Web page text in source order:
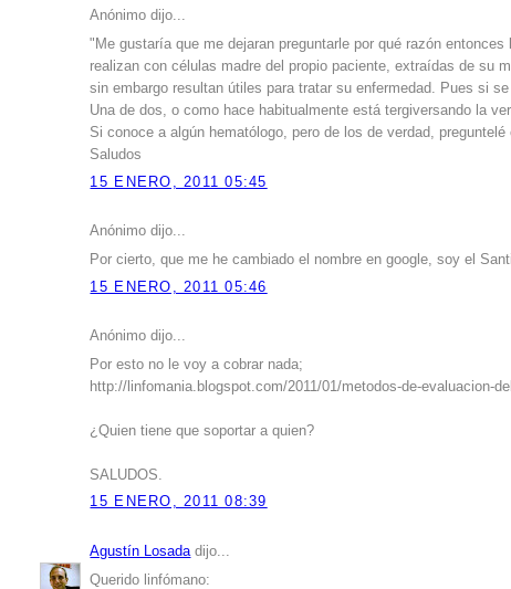
Anónimo dijo...
"Me gustaría que me dejaran preguntarle por qué razón
realizan con células madre del propio paciente, extraídas de su
sin embargo resultan útiles para tratar su enfermedad. Pues si
Una de dos, o como hace habitualmente está tergiversando la
Si conoce a algún hematólogo, pero de los de verdad,
Saludos
15 ENERO, 2011 05:45
Anónimo dijo...
Por cierto, que me he cambiado el nombre en google, soy el
15 ENERO, 2011 05:46
Anónimo dijo...
Por esto no le voy a cobrar nada;
http://linfomania.blogspot.com/2011/01/metodos-de-evaluacion-
¿Quien tiene que soportar a quien?
SALUDOS.
15 ENERO, 2011 08:39
Agustín Losada dijo...
Querido linfómano: